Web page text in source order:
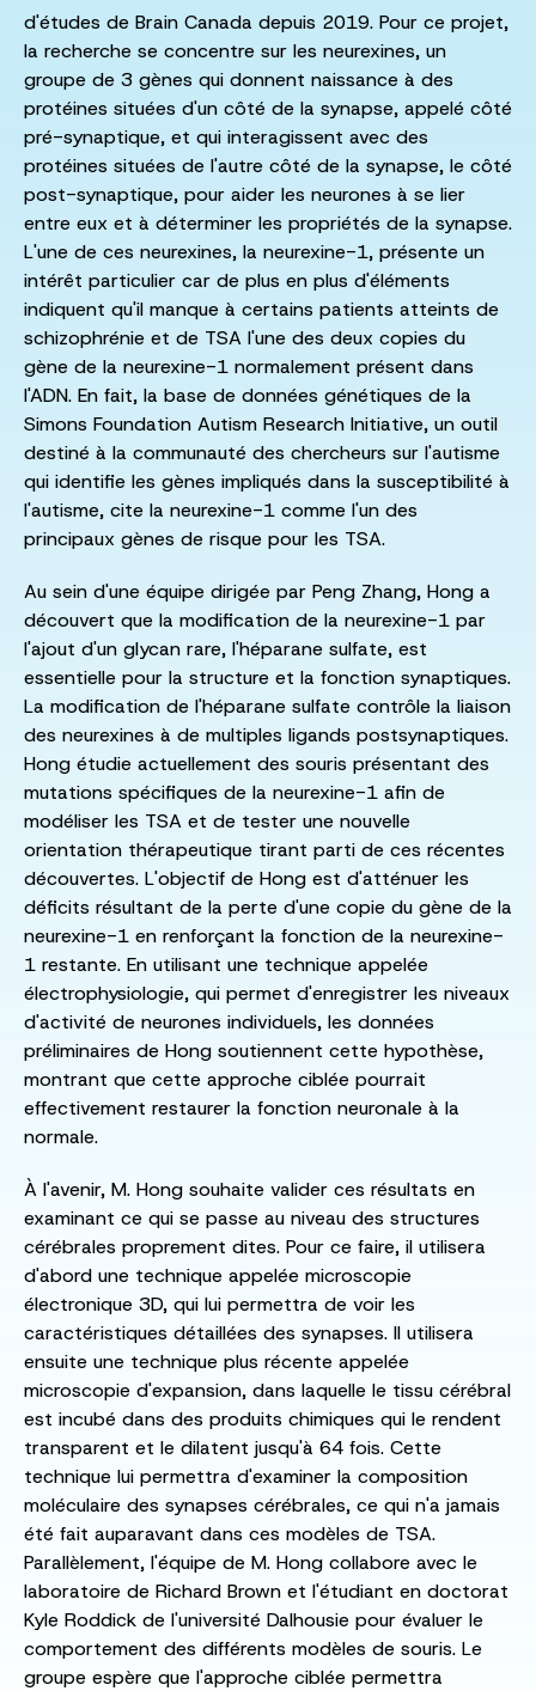
d'études de Brain Canada depuis 2019. Pour ce projet,
la recherche se concentre sur les neurexines, un
groupe de 3 gènes qui donnent naissance à des
protéines situées d'un côté de la synapse, appelé côté
pré-synaptique, et qui interagissent avec des
protéines situées de l'autre côté de la synapse, le côté
post-synaptique, pour aider les neurones à se lier
entre eux et à déterminer les propriétés de la synapse.
L'une de ces neurexines, la neurexine-1, présente un
intérêt particulier car de plus en plus d'éléments
indiquent qu'il manque à certains patients atteints de
schizophrénie et de TSA l'une des deux copies du
gène de la neurexine-1 normalement présent dans
l'ADN. En fait, la base de données génétiques de la
Simons Foundation Autism Research Initiative, un outil
destiné à la communauté des chercheurs sur l'autisme
qui identifie les gènes impliqués dans la susceptibilité à
l'autisme, cite la neurexine-1 comme l'un des
principaux gènes de risque pour les TSA.
Au sein d'une équipe dirigée par Peng Zhang, Hong a
découvert que la modification de la neurexine-1 par
l'ajout d'un glycan rare, l'héparane sulfate, est
essentielle pour la structure et la fonction synaptiques.
La modification de l'héparane sulfate contrôle la liaison
des neurexines à de multiples ligands postsynaptiques.
Hong étudie actuellement des souris présentant des
mutations spécifiques de la neurexine-1 afin de
modéliser les TSA et de tester une nouvelle
orientation thérapeutique tirant parti de ces récentes
découvertes. L'objectif de Hong est d'atténuer les
déficits résultant de la perte d'une copie du gène de la
neurexine-1 en renforçant la fonction de la neurexine-
1 restante. En utilisant une technique appelée
électrophysiologie, qui permet d'enregistrer les niveaux
d'activité de neurones individuels, les données
préliminaires de Hong soutiennent cette hypothèse,
montrant que cette approche ciblée pourrait
effectivement restaurer la fonction neuronale à la
normale.
À l'avenir, M. Hong souhaite valider ces résultats en
examinant ce qui se passe au niveau des structures
cérébrales proprement dites. Pour ce faire, il utilisera
d'abord une technique appelée microscopie
électronique 3D, qui lui permettra de voir les
caractéristiques détaillées des synapses. Il utilisera
ensuite une technique plus récente appelée
microscopie d'expansion, dans laquelle le tissu cérébral
est incubé dans des produits chimiques qui le rendent
transparent et le dilatent jusqu'à 64 fois. Cette
technique lui permettra d'examiner la composition
moléculaire des synapses cérébrales, ce qui n'a jamais
été fait auparavant dans ces modèles de TSA.
Parallèlement, l'équipe de M. Hong collabore avec le
laboratoire de Richard Brown et l'étudiant en doctorat
Kyle Roddick de l'université Dalhousie pour évaluer le
comportement des différents modèles de souris. Le
groupe espère que l'approche ciblée permettra